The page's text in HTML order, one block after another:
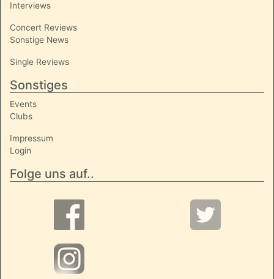
Interviews
Concert Reviews
Sonstige News
Single Reviews
Sonstiges
Events
Clubs
Impressum
Login
Folge uns auf..